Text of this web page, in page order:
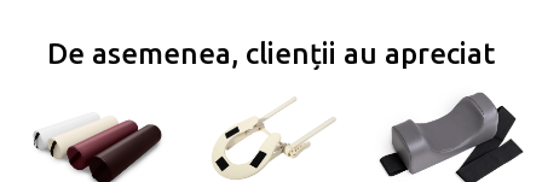
De asemenea, clienții au apreciat